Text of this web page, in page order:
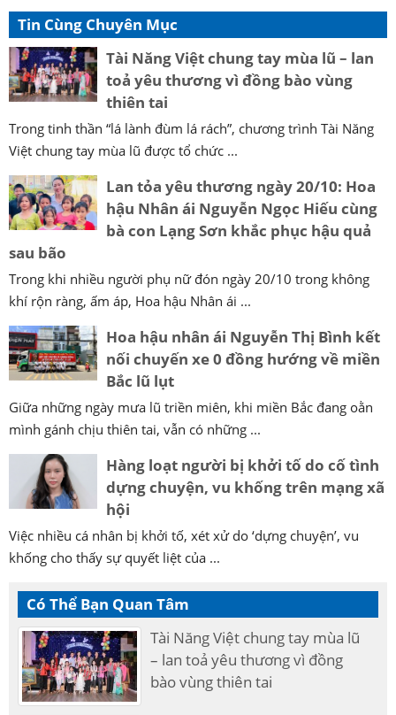
Tin Cùng Chuyên Mục
Tài Năng Việt chung tay mùa lũ – lan
toả yêu thương vì đồng bào vùng
thiên tai
Trong tinh thần “lá lành đùm lá rách”, chương trình Tài Năng
Việt chung tay mùa lũ được tổ chức ...
Lan tỏa yêu thương ngày 20/10: Hoa
hậu Nhân ái Nguyễn Ngọc Hiếu cùng
bà con Lạng Sơn khắc phục hậu quả
sau bão
Trong khi nhiều người phụ nữ đón ngày 20/10 trong không
khí rộn ràng, ấm áp, Hoa hậu Nhân ái ...
Hoa hậu nhân ái Nguyễn Thị Bình kết
nối chuyến xe 0 đồng hướng về miền
Bắc lũ lụt
Giữa những ngày mưa lũ triền miên, khi miền Bắc đang oằn
mình gánh chịu thiên tai, vẫn có những ...
Hàng loạt người bị khởi tố do cố tình
dựng chuyện, vu khống trên mạng xã
hội
Việc nhiều cá nhân bị khởi tố, xét xử do ‘dựng chuyện’, vu
khống cho thấy sự quyết liệt của ...
Có Thể Bạn Quan Tâm
Tài Năng Việt chung tay mùa lũ
– lan toả yêu thương vì đồng
bào vùng thiên tai